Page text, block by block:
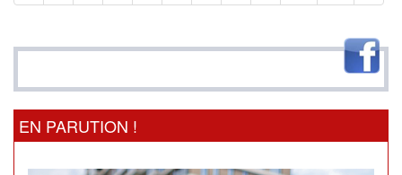
EN PARUTION !